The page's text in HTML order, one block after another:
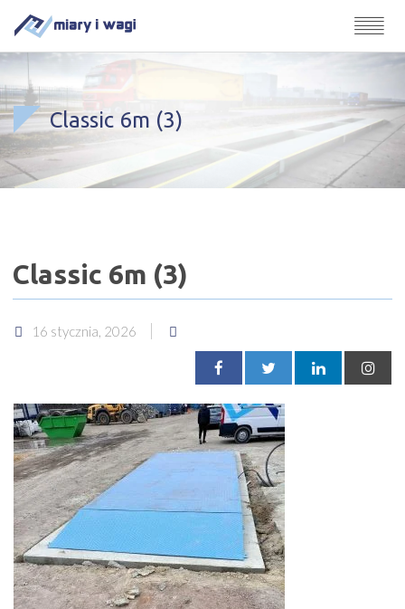
Classic 6m (3)
Classic 6m (3)
16 stycznia, 2026